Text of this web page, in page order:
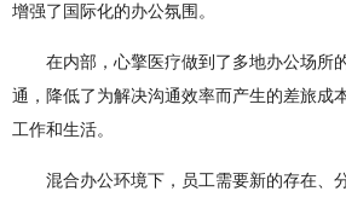
增强了国际化的办公氛围。
在内部，心擎医疗做到了多地办公场所
通，降低了为解决沟通效率而产生的差旅成
工作和生活。
混合办公环境下，员工需要新的存在、